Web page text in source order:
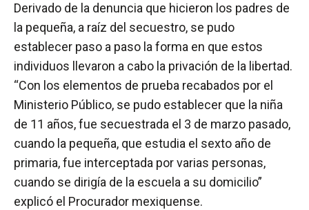
Derivado de la denuncia que hicieron los padres de
la pequeña, a raíz del secuestro, se pudo
establecer paso a paso la forma en que estos
individuos llevaron a cabo la privación de la libertad.
“Con los elementos de prueba recabados por el
Ministerio Público, se pudo establecer que la niña
de 11 años, fue secuestrada el 3 de marzo pasado,
cuando la pequeña, que estudia el sexto año de
primaria, fue interceptada por varias personas,
cuando se dirigía de la escuela a su domicilio”
explicó el Procurador mexiquense.